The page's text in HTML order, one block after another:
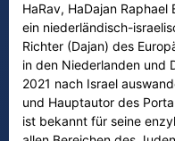
HaRav, HaDajan
ein niederländisch-
Richter (Dajan) des
in den Niederlanden und
2021 nach Israel
und Hauptautor des
ist bekannt für seine